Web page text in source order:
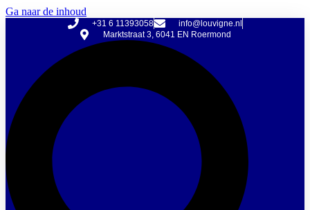
Ga naar de inhoud
+31 6 11393058
info@louvigne.nl
Marktstraat 3, 6041 EN Roermond